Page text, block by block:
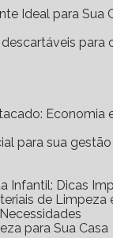
Ideal para Sua
para
Economia
para sua gestão
Infantil: Dicas
de
para Sua Casa